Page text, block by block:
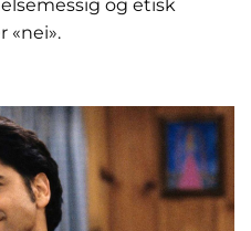
og etisk
«nei».